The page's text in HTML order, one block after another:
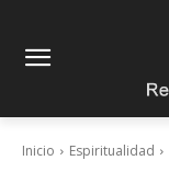
Inicio Espiritualidad